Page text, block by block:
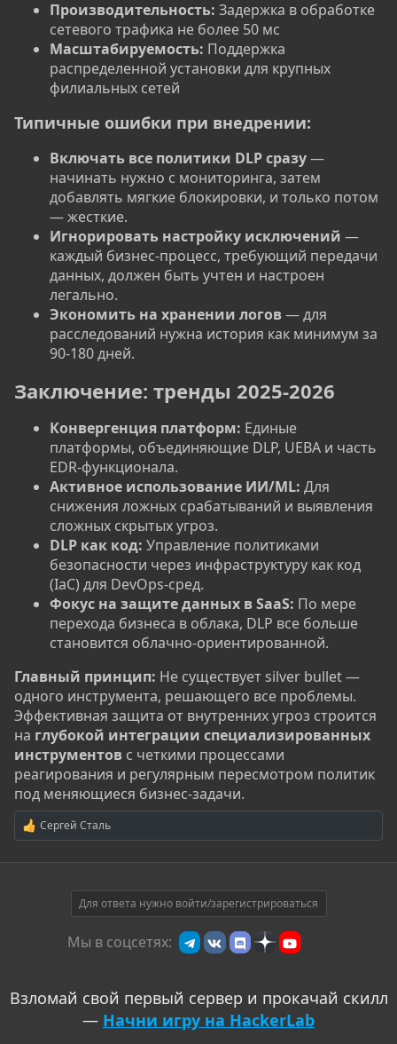
Производительность: Задержка в обработке
сетевого трафика не более 50 мс
Масштабируемость: Поддержка
распределенной установки для крупных
филиальных сетей
Типичные ошибки при внедрении:
Включать все политики DLP сразу—
начинать нужно с мониторинга, затем
добавлять мягкие блокировки, и только потом
— жесткие.
Игнорировать настройку исключений —
каждый бизнес-процесс, требующий передачи
данных, должен быть учтен и настроен
легально.
Экономить на хранении логов— для
расследований нужна история как минимум за
90-180 дней.
Заключение: тренды 2025-2026
Конвергенция платформ: Единые
платформы, объединяющие DLP, UEBA и часть
EDR-функционала.
Активное использование ИИ/ML: Для
снижения ложных срабатываний и выявления
сложных скрытых угроз.
DLP как код: Управление политиками
безопасности через инфраструктуру как код
(IaC) для DevOps-сред.
Фокус на защите данных в SaaS: По мере
перехода бизнеса в облака, DLP все больше
становится облачно-ориентированной.
Главный принцип: Не существует silver bullet —
одного инструмента, решающего все проблемы.
Эффективная защита от внутренних угроз строится
на глубокой интеграции специализированных
инструментов с четкими процессами
реагирования и регулярным пересмотром политик
под меняющиеся бизнес-задачи.
Р
е
а
Сергей Сталь
Для ответа нужно войти/зарегистрироваться
Мы в соцсетях:
Взломай свой первый сервер и прокачай скилл
— Начни игру на HackerLab